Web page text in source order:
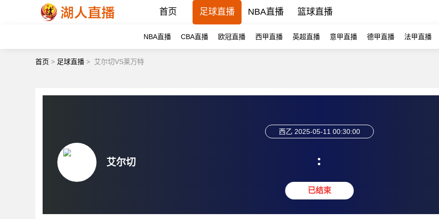
首页 足球直播 NBA直播 篮球直播
NBA直播 CBA直播 欧冠直播 西甲直播 英超直播 意甲直播 德甲直播 法甲直播
首页 > 足球直播 > 艾尔切VS莱万特
艾尔切
西乙 2025-05-11 00:30:00
:
已结束